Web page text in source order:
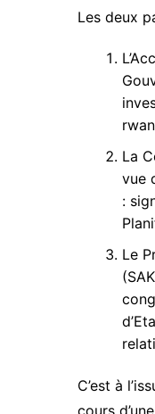
Les deux
La
vue
:
Le
C’est à